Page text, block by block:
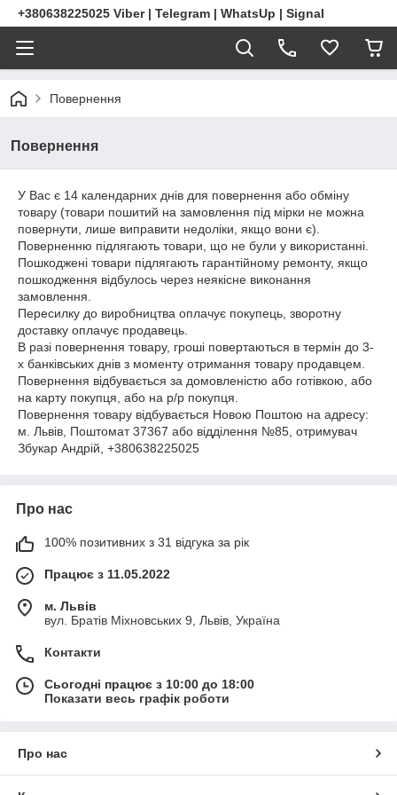
+380638225025 Viber | Telegram | WhatsUp | Signal
Повернення
Повернення
У Вас є 14 календарних днів для повернення або обміну
товару (товари пошитий на замовлення під мірки не можна
повернути, лише виправити недоліки, якщо вони є).
Поверненню підлягають товари, що не були у використанні.
Пошкоджені товари підлягають гарантійному ремонту, якщо
пошкодження відбулось через неякісне виконання
замовлення.
Пересилку до виробництва оплачує покупець, зворотну
доставку оплачує продавець.
В разі повернення товару, гроші повертаються в термін до 3-
х банківських днів з моменту отримання товару продавцем.
Повернення відбувається за домовленістю або готівкою, або
на карту покупця, або на р/р покупця.
Повернення товару відбувається Новою Поштою на адресу:
м. Львів, Поштомат 37367 або відділення №85, отримувач
Збукар Андрій, +380638225025
Про нас
100% позитивних з 31 відгука за рік
Працює з 11.05.2022
м. Львів
вул. Братів Міхновських 9, Львів, Україна
Контакти
Сьогодні працює з 10:00 до 18:00
Показати весь графік роботи
Про нас